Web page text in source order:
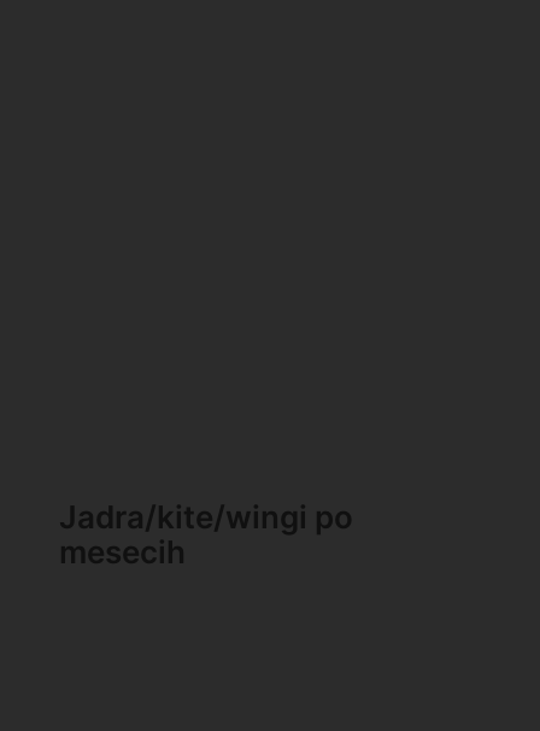
Jadra/kite/wingi po
mesecih